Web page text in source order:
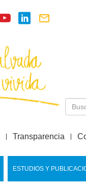
ESTUDIOS Y
Transparencia